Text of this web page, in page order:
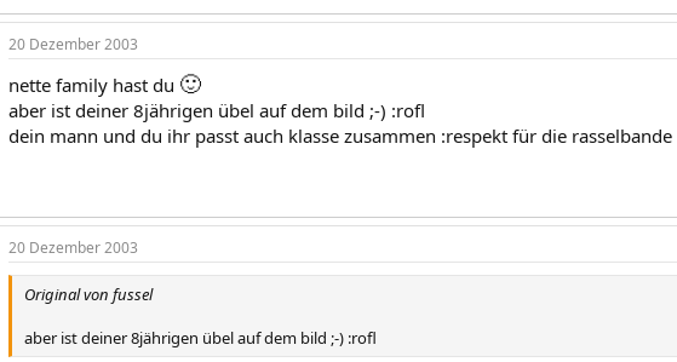
20 Dezember 2003
nette family hast du 🙂
aber ist deiner 8jährigen übel auf dem bild ;-) :rofl
dein mann und du ihr passt auch klasse zusammen :respekt für die rasselbande
20 Dezember 2003
Original von fussel
aber ist deiner 8jährigen übel auf dem bild ;-) :rofl